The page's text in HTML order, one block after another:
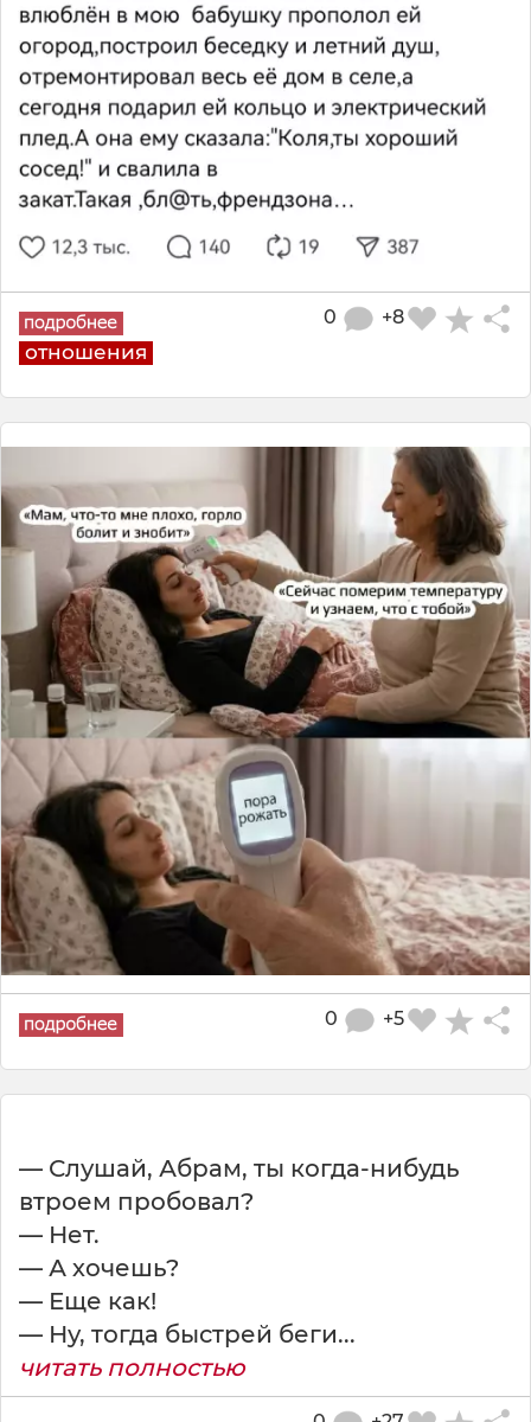
отношения
+8
0
+5
0
— Слушай, Абрам, ты когда-нибудь
втроем пробовал?
— Нет.
— А хочешь?
— Еще как!
— Ну, тогда быстрей беги...
читать полностью